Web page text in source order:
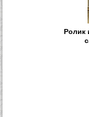
Ролик